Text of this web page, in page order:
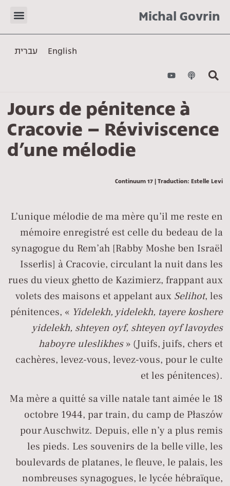
Michal Govrin
עברית English
Jours de pénitence à
Cracovie – Réviviscence
d’une mélodie
Continuum 17 | Traduction: Estelle Levi
L’unique mélodie de ma mère qu’il me reste en
mémoire enregistré est celle du bedeau de la
synagogue du Rem’ah [Rabby Moshe ben Israël
Isserlis] à Cracovie, circulant la nuit dans les
rues du vieux ghetto de Kazimierz, frappant aux
volets des maisons et appelant aux Selihot, les
pénitences, « Yidelekh, yidelekh, tayere koshere
yidelekh, shteyen oyf, shteyen oyf lavoydes
haboyre uleslikhes» (Juifs, juifs, chers et
cachères, levez-vous, levez-vous, pour le culte
et les pénitences).
Ma mère a quitté sa ville natale tant aimée le 18
octobre 1944, par train, du camp de Płaszów
pour Auschwitz. Depuis, elle n’y a plus remis
les pieds. Les souvenirs de la belle ville, les
boulevards de platanes, le fleuve, le palais, les
nombreuses synagogues, le lycée hébraïque,